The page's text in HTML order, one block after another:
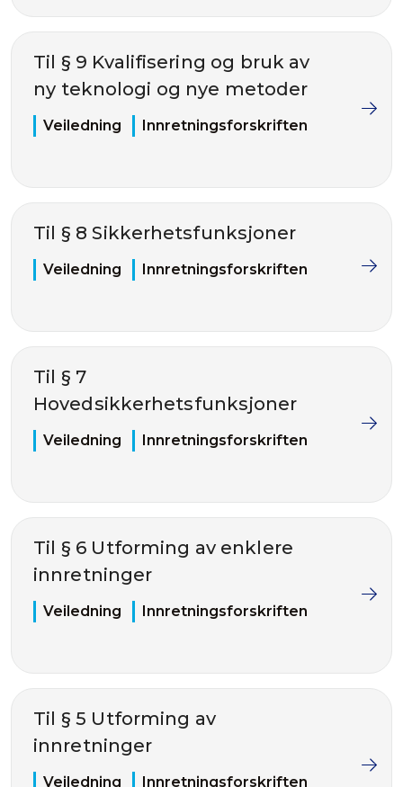
Til § 9 Kvalifisering og bruk av
ny teknologi og nye metoder
Veiledning Innretningsforskriften
Til § 8 Sikkerhetsfunksjoner
Veiledning Innretningsforskriften
Til § 7
Hovedsikkerhetsfunksjoner
Veiledning Innretningsforskriften
Til § 6 Utforming av enklere
innretninger
Veiledning Innretningsforskriften
Til § 5 Utforming av
innretninger
Veiledning Innretningsforskriften